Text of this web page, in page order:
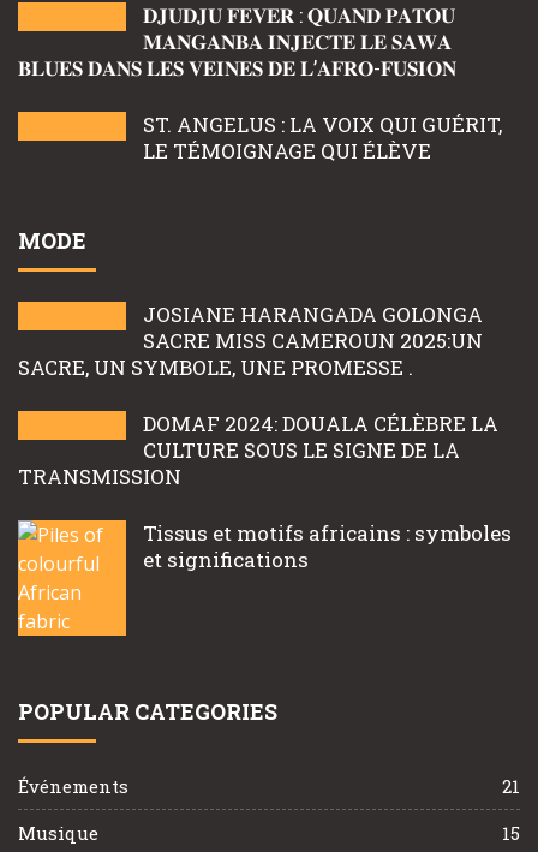
𝐃𝐉𝐔𝐃𝐉𝐔 𝐅𝐄𝐕𝐄𝐑 : 𝐐𝐔𝐀𝐍𝐃 𝐏𝐀𝐓𝐎𝐔
𝐌𝐀𝐍𝐆𝐀𝐍𝐁𝐀 𝐈𝐍𝐉𝐄𝐂𝐓𝐄 𝐋𝐄 𝐒𝐀𝐖𝐀
𝐁𝐋𝐔𝐄𝐒 𝐃𝐀𝐍𝐒 𝐋𝐄𝐒 𝐕𝐄𝐈𝐍𝐄𝐒 𝐃𝐄 𝐋’𝐀𝐅𝐑𝐎-𝐅𝐔𝐒𝐈𝐎𝐍
ST. ANGELUS : LA VOIX QUI GUÉRIT,
LE TÉMOIGNAGE QUI ÉLÈVE
MODE
JOSIANE HARANGADA GOLONGA
SACRE MISS CAMEROUN 2025:UN
SACRE, UN SYMBOLE, UNE PROMESSE .
DOMAF 2024: DOUALA CÉLÈBRE LA
CULTURE SOUS LE SIGNE DE LA
TRANSMISSION
Tissus et motifs africains : symboles
et significations
POPULAR CATEGORIES
Événements
21
Musique
15